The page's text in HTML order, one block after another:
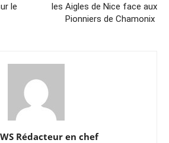
le
les Aigles de Nice face aux
Pionniers de Chamonix
Rédacteur en chef